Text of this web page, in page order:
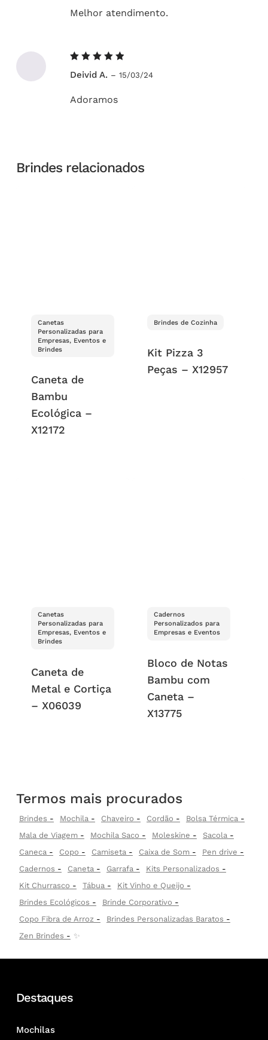
Melhor atendimento.
5de 5
Deivid A. – 15/03/24
Adoramos
Brindes relacionados
Canetas
Personalizadas para
Empresas, Eventos e
Brindes
Caneta de
Bambu
Ecológica –
X12172
Brindes de Cozinha
Kit Pizza 3
Peças – X12957
Canetas
Personalizadas para
Empresas, Eventos e
Brindes
Caneta de
Metal e Cortiça
– X06039
Cadernos
Personalizados para
Empresas e Eventos
Bloco de Notas
Bambu com
Caneta –
X13775
Termos mais procurados
Brindes Mochila Chaveiro Cordão
Bolsa Térmica
Mala de Viagem
Mochila Saco Moleskine
Sacola
Caneca
Copo Camiseta Caixa de Som
Pen drive
Cadernos
Caneta Garrafa
Kits Personalizados
Kit Churrasco
Tábua
Kit Vinho e Queijo
Brindes Ecológicos
Brinde Corporativo
Copo Fibra de Arroz
Brindes Personalizadas Baratos
Zen Brindes
✨
Destaques
Mochilas